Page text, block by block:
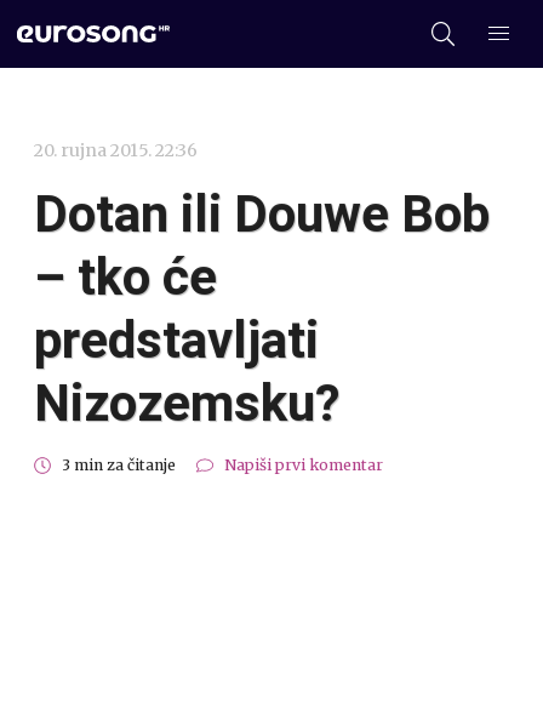
20. rujna 2015. 22:36
Dotan ili Douwe Bob
– tko će
predstavljati
Nizozemsku?
3 min za čitanje Napiši prvi komentar